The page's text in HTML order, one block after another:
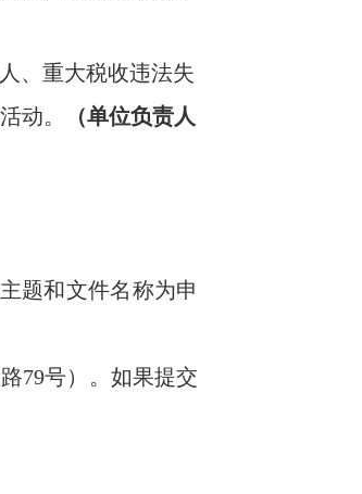
、重大税收违法失
动。
（单位负责人
题和文件名称为申
79号）。如果提交